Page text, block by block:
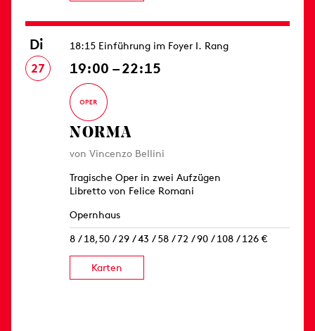
Di
27
18:15 Einführung im Foyer I. Rang
19:00 – 22:15
NORMA
von Vincenzo Bellini
Tragische Oper in zwei Aufzügen
Libretto von Felice Romani
Opernhaus
8 / 18,50 / 29 / 43 / 58 / 72 / 90 / 108 / 126 €
Karten